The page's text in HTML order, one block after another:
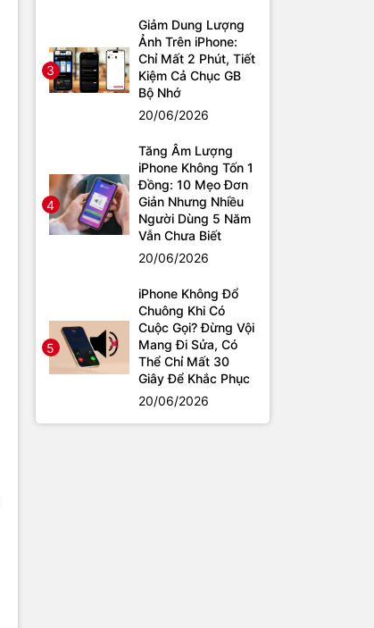
3
Giảm Dung Lượng
Ảnh Trên iPhone:
Chỉ Mất 2 Phút, Tiết
Kiệm Cả Chục GB
Bộ Nhớ
20/06/2026
4
Tăng Âm Lượng
iPhone Không Tốn 1
Đồng: 10 Mẹo Đơn
Giản Nhưng Nhiều
Người Dùng 5 Năm
Vẫn Chưa Biết
20/06/2026
5
iPhone Không Đổ
Chuông Khi Có
Cuộc Gọi? Đừng Vội
Mang Đi Sửa, Có
Thể Chỉ Mất 30
Giây Để Khắc Phục
20/06/2026